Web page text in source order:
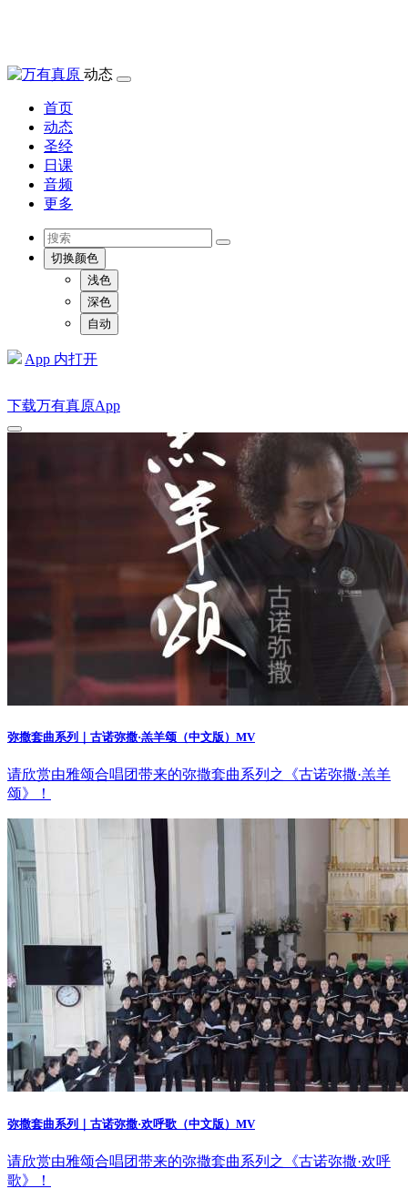
动态
首页
动态
圣经
日课
音频
更多
切换颜色
浅色
深色
自动
App 内打开
下载万有真原App
弥撒套曲系列｜古诺弥撒·羔羊颂（中文版）MV
请欣赏由雅颂合唱团带来的弥撒套曲系列之《古诺弥撒·羔羊
颂》！
弥撒套曲系列｜古诺弥撒·欢呼歌（中文版）MV
请欣赏由雅颂合唱团带来的弥撒套曲系列之《古诺弥撒·欢呼
歌》！